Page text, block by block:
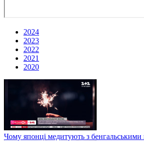
2024
2023
2022
2021
2020
Чому японці медитують з